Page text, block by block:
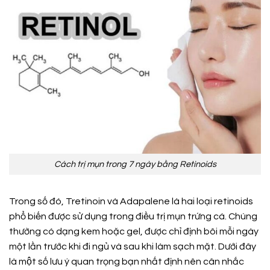
Cách trị mụn trong 7 ngày bằng Retinoids
Trong số đó, Tretinoin và Adapalene là hai loại retinoids
phổ biến được sử dụng trong điều trị mụn trứng cá. Chúng
thường có dạng kem hoặc gel, được chỉ định bôi mỗi ngày
một lần trước khi đi ngủ và sau khi làm sạch mặt. Dưới đây
là một số lưu ý quan trọng bạn nhất định nên cân nhắc